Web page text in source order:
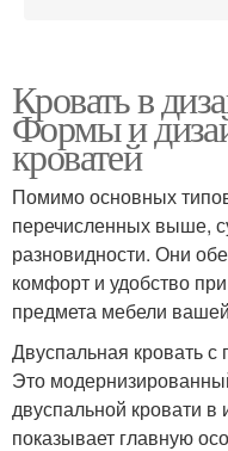
современных
интерьеров
Кровати в спальню
Кованая кровать
Кровать в
Формы и
кроватей
Помимо основных
перечисленных выше,
разновидности. Они
комфорт и удобство
предмета мебели
Двуспальная кровать
Это
двуспальной кровати
показывает главную